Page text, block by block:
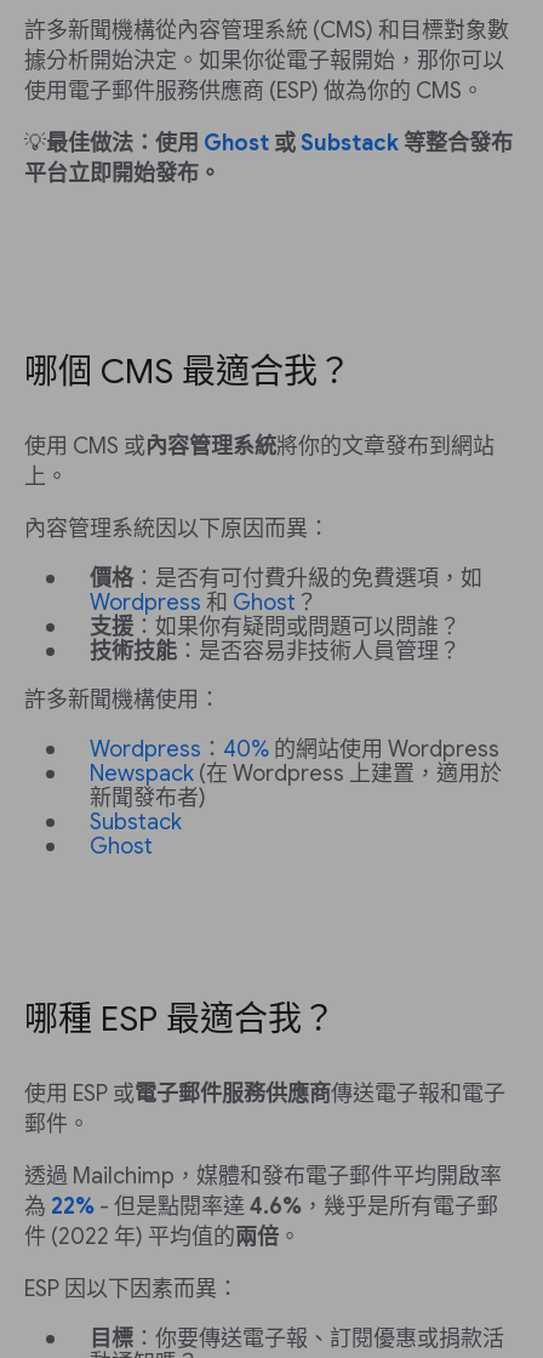
許多新聞機構從內容管理系統 (CMS) 和目標對象數
據分析開始決定。如果你從電子報開始，那你可以
使用電子郵件服務供應商 (ESP) 做為你的 CMS。
💡最佳做法：使用 Ghost 或Substack 等整合發布
平台立即開始發布。
哪個 CMS 最適合我？
使用 CMS 或內容管理系統將你的文章發布到網站
上。
內容管理系統因以下原因而異：
價格：是否有可付費升級的免費選項，如
Wordpress 和 Ghost ？
支援：如果你有疑問或問題可以問誰？
技術技能 ：是否容易非技術人員管理？
許多新聞機構使用：
Wordpress ： 40% 的網站使用 Wordpress
Newspack (在 Wordpress 上建置，適用於
新聞發布者)
Substack
Ghost
哪種 ESP 最適合我？
使用 ESP 或電子郵件服務供應商傳送電子報和電子
郵件。
透過 Mailchimp，媒體和發布電子郵件平均開啟率
為 22% - 但是點閱率達4.6% ，幾乎是所有電子郵
件 (2022 年) 平均值的兩倍 。
ESP 因以下因素而異：
目標 ：你要傳送電子報、訂閱優惠或捐款活